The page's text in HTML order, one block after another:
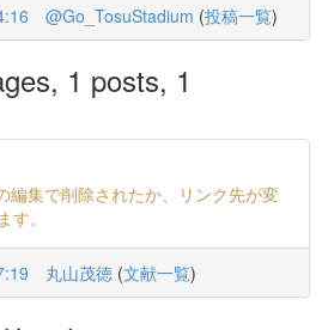
@Go_TosuStadium (投稿一覧)
1 posts, 1
編集で削除されたか、リンク先が変
。
丸山茂徳 (文献一覧)